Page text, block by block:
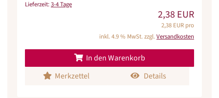
Lieferzeit:3-4 Tage
2,38 EUR
2,38 EUR pro
inkl. 4.9 % MwSt. zzgl.Versandkosten
In den Warenkorb
Merkzettel
Details